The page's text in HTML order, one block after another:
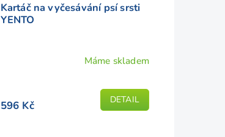
Kartáč na vyčesávání psí srsti
YENTO
Máme skladem
596 Kč DETAIL